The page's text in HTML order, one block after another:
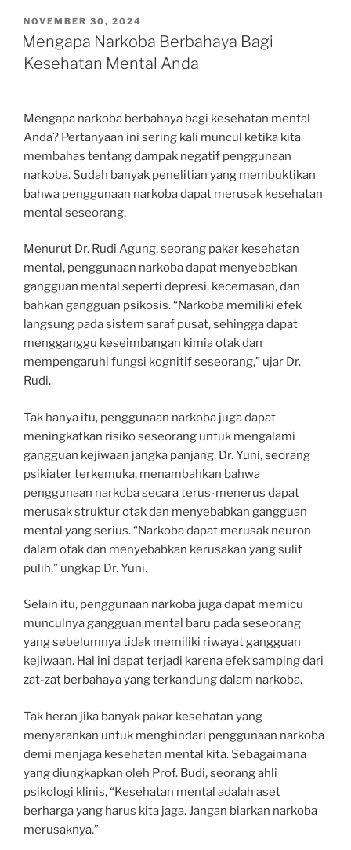
POSTED
ON
NOVEMBER 30, 2024
Mengapa Narkoba Berbahaya Bagi
Kesehatan Mental Anda
Mengapa narkoba berbahaya bagi kesehatan mental
Anda? Pertanyaan ini sering kali muncul ketika kita
membahas tentang dampak negatif penggunaan
narkoba. Sudah banyak penelitian yang membuktikan
bahwa penggunaan narkoba dapat merusak kesehatan
mental seseorang.
Menurut Dr. Rudi Agung, seorang pakar kesehatan
mental, penggunaan narkoba dapat menyebabkan
gangguan mental seperti depresi, kecemasan, dan
bahkan gangguan psikosis. “Narkoba memiliki efek
langsung pada sistem saraf pusat, sehingga dapat
mengganggu keseimbangan kimia otak dan
mempengaruhi fungsi kognitif seseorang,” ujar Dr.
Rudi.
Tak hanya itu, penggunaan narkoba juga dapat
meningkatkan risiko seseorang untuk mengalami
gangguan kejiwaan jangka panjang. Dr. Yuni, seorang
psikiater terkemuka, menambahkan bahwa
penggunaan narkoba secara terus-menerus dapat
merusak struktur otak dan menyebabkan gangguan
mental yang serius. “Narkoba dapat merusak neuron
dalam otak dan menyebabkan kerusakan yang sulit
pulih,” ungkap Dr. Yuni.
Selain itu, penggunaan narkoba juga dapat memicu
munculnya gangguan mental baru pada seseorang
yang sebelumnya tidak memiliki riwayat gangguan
kejiwaan. Hal ini dapat terjadi karena efek samping dari
zat-zat berbahaya yang terkandung dalam narkoba.
Tak heran jika banyak pakar kesehatan yang
menyarankan untuk menghindari penggunaan narkoba
demi menjaga kesehatan mental kita. Sebagaimana
yang diungkapkan oleh Prof. Budi, seorang ahli
psikologi klinis, “Kesehatan mental adalah aset
berharga yang harus kita jaga. Jangan biarkan narkoba
merusaknya.”